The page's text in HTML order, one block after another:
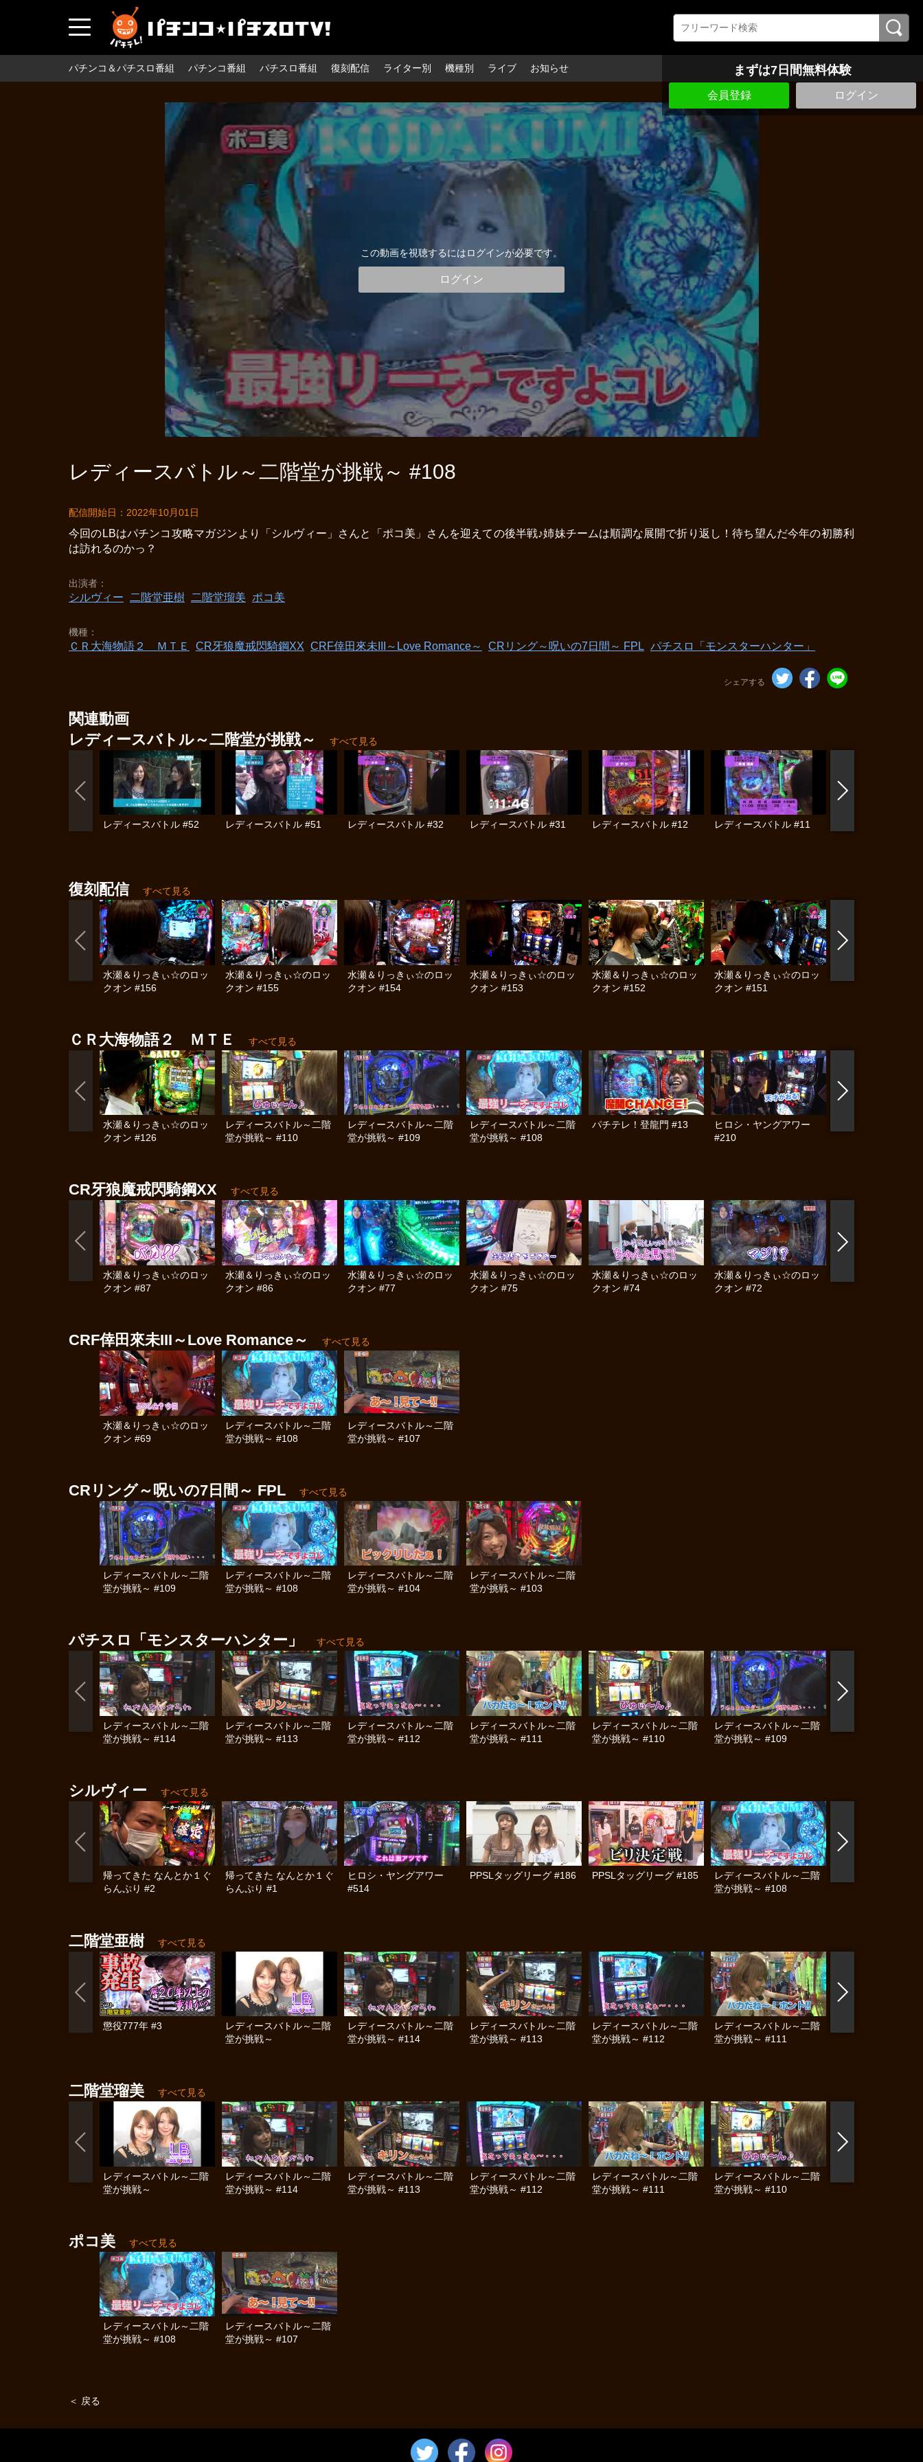
パチンコ＆パチスロ番組 パチンコ番組 パチスロ番組 復刻配信 ライター別 機種別 ライブ お知らせ まずは7日間無料体験
会員登録 ログイン
この動画を視聴するにはログインが必要です。
ログイン
レディースバトル～二階堂が挑戦～ #108
配信開始日：2022年10月01日
今回のLBはパチンコ攻略マガジンより「シルヴィー」さんと「ポコ美」さんを迎えての後半戦♪姉妹チームは順調な展開で折り返し！待ち望んだ今年の初勝利
は訪れるのかっ？
出演者
シルヴィー 二階堂亜樹 二階堂瑠美 ポコ美
機種
ＣＲ大海物語２ ＭＴＥ CR牙狼魔戒閃騎鋼XX CRF倖田來未III～Love Romance～ CRリング～呪いの7日間～ FPL パチスロ「モンスターハンター」
シェアする
関連動画
レディースバトル～二階堂が挑戦～
すべて見る
レディースバトル #52 レディースバトル #51 レディースバトル #32 レディースバトル #31 レディースバトル #12 レディースバトル #11
復刻配信 すべて見る
水瀬＆りっきぃ☆のロッ
クオン #156
水瀬＆りっきぃ☆のロッ
クオン #155
水瀬＆りっきぃ☆のロッ
クオン #154
水瀬＆りっきぃ☆のロッ
クオン #153
水瀬＆りっきぃ☆のロッ
クオン #152
水瀬＆りっきぃ☆のロッ
クオン #151
ＣＲ大海物語２ ＭＴＥ すべて見る
水瀬＆りっきぃ☆のロッ
クオン #126
レディースバトル～二階
堂が挑戦～ #110
レディースバトル～二階
堂が挑戦～ #109
レディースバトル～二階
堂が挑戦～ #108
パチテレ！登龍門 #13
ヒロシ・ヤングアワー
#210
CR牙狼魔戒閃騎鋼XX すべて見る
水瀬＆りっきぃ☆のロッ
クオン #87
水瀬＆りっきぃ☆のロッ
クオン #86
水瀬＆りっきぃ☆のロッ
クオン #77
水瀬＆りっきぃ☆のロッ
クオン #75
水瀬＆りっきぃ☆のロッ
クオン #74
水瀬＆りっきぃ☆のロッ
クオン #72
CRF倖田來未III～Love Romance～ すべて見る
水瀬＆りっきぃ☆のロッ
クオン #69
レディースバトル～二階
堂が挑戦～ #108
レディースバトル～二階
堂が挑戦～ #107
CRリング～呪いの7日間～ FPL すべて見る
レディースバトル～二階
堂が挑戦～ #109
レディースバトル～二階
堂が挑戦～ #108
レディースバトル～二階
堂が挑戦～ #104
レディースバトル～二階
堂が挑戦～ #103
パチスロ「モンスターハンター」 すべて見る
レディースバトル～二階
堂が挑戦～ #114
レディースバトル～二階
堂が挑戦～ #113
レディースバトル～二階
堂が挑戦～ #112
レディースバトル～二階
堂が挑戦～ #111
レディースバトル～二階
堂が挑戦～ #110
レディースバトル～二階
堂が挑戦～ #109
シルヴィー すべて見る
帰ってきた なんとか１ぐ
らんぷり #2
帰ってきた なんとか１ぐ
らんぷり #1
ヒロシ・ヤングアワー
#514
PPSLタッグリーグ #186 PPSLタッグリーグ #185
レディースバトル～二階
堂が挑戦～ #108
二階堂亜樹 すべて見る
懲役777年 #3
レディースバトル～二階
堂が挑戦～
レディースバトル～二階
堂が挑戦～ #114
レディースバトル～二階
堂が挑戦～ #113
レディースバトル～二階
堂が挑戦～ #112
レディースバトル～二階
堂が挑戦～ #111
二階堂瑠美 すべて見る
レディースバトル～二階
堂が挑戦～
レディースバトル～二階
堂が挑戦～ #114
レディースバトル～二階
堂が挑戦～ #113
レディースバトル～二階
堂が挑戦～ #112
レディースバトル～二階
堂が挑戦～ #111
レディースバトル～二階
堂が挑戦～ #110
ポコ美 すべて見る
レディースバトル～二階
堂が挑戦～ #108
レディースバトル～二階
堂が挑戦～ #107
＜ 戻る